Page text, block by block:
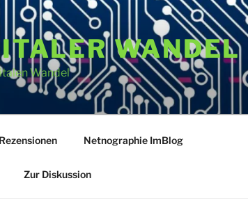
WANDEL
Wandel
Rezensionen Netnographie ImBlog
Zur Diskussion